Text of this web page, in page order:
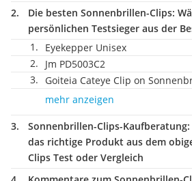
Die besten Sonnenbrillen-Clips:
persönlichen Testsieger aus der
Eyekepper Unisex
Jm PD5003C2
Goiteia Cateye Clip on
mehr anzeigen
Sonnenbrillen-Clips-Kaufberatung
das richtige Produkt aus dem
Clips Test oder Vergleich